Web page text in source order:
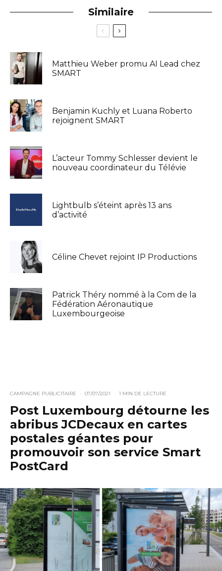
Similaire
Matthieu Weber promu AI Lead chez
SMART
Benjamin Kuchly et Luana Roberto
rejoignent SMART
L’acteur Tommy Schlesser devient le
nouveau coordinateur du Télévie
Lightbulb s’éteint après 13 ans
d’activité
Céline Chevet rejoint IP Productions
Patrick Théry nommé à la Com de la
Fédération Aéronautique
Luxembourgeoise
CAMPAGNE PUBLICITAIRE · 07/07/2021 · 1 MIN DE LECTURE
Post Luxembourg détourne les
abribus JCDecaux en cartes
postales géantes pour
promouvoir son service Smart
PostCard